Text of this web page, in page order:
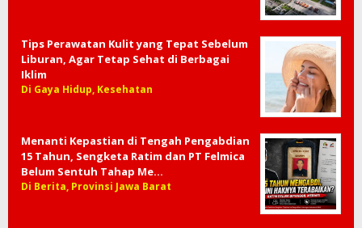
Tips Perawatan Kulit yang Tepat Sebelum
Liburan, Agar Tetap Sehat di Berbagai
Iklim
Di Gaya Hidup, Kesehatan
Menanti Kepastian di Tengah Pengabdian
15 Tahun, Sengketa Ratim dan PT Felmica
Belum Sentuh Tahap Me…
Di Berita, Provinsi Jawa Barat